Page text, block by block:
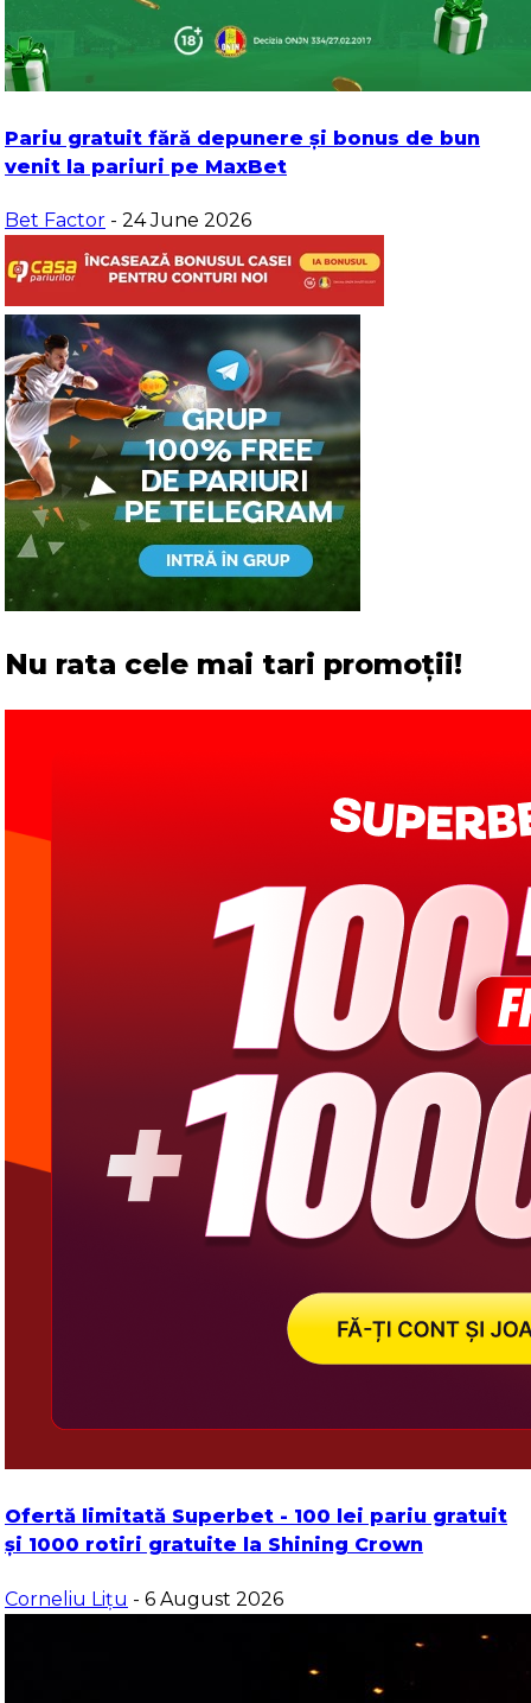
Pariu gratuit fără depunere și bonus de bun
venit la pariuri pe MaxBet
Bet Factor - 24 June 2026
Nu rata cele mai tari promoții!
Ofertă limitată Superbet - 100 lei pariu gratuit
și 1000 rotiri gratuite la Shining Crown
Corneliu Lițu - 6 August 2026